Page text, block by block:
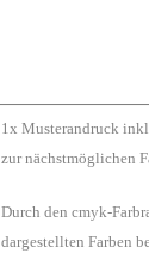
1x Musterandruck
zur nächstmöglichen
Durch den cmyk-
dargestellten Farben